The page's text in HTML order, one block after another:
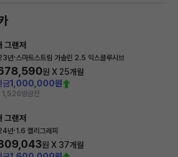
그랜저
년·스마트스트림 가솔린 2.5 익스클루시브
원 X 25개월
금1,000,000원
1,526방금전
그랜저
년·1.6 캘리그래피
원 X 37개월